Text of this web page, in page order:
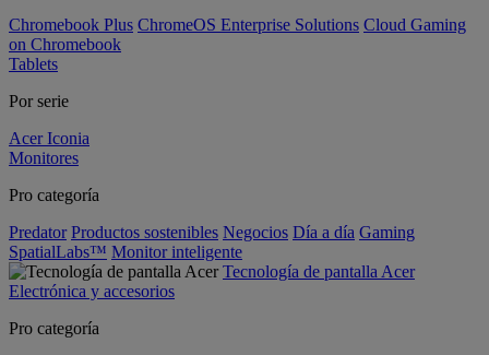
Chromebook Plus ChromeOS Enterprise Solutions Cloud Gaming
on Chromebook
Tablets
Por serie
Acer Iconia
Monitores
Pro categoría
Predator Productos sostenibles Negocios Día a día Gaming
SpatialLabs™ Monitor inteligente
Tecnología de pantalla Acer
Electrónica y accesorios
Pro categoría